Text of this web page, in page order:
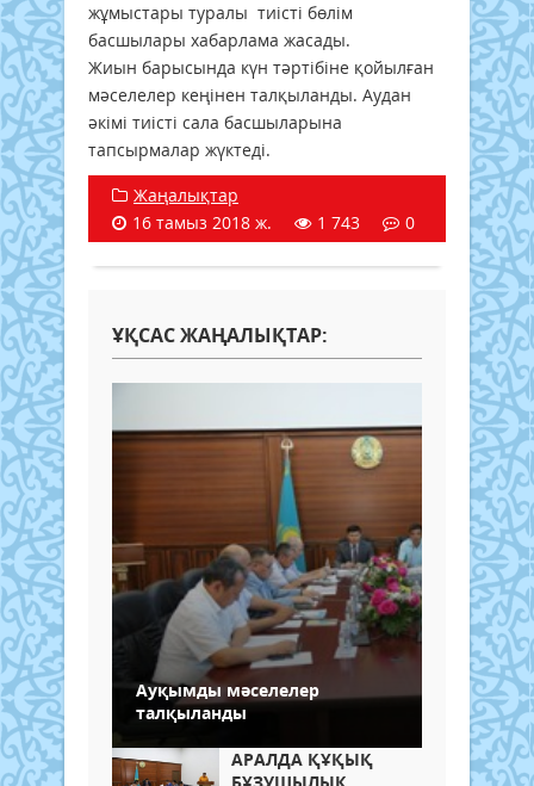
жұмыстары туралы тиісті бөлім
басшылары хабарлама жасады.
Жиын барысында күн тәртібіне қойылған
мәселелер кеңінен талқыланды. Аудан
әкімі тиісті сала басшыларына
тапсырмалар жүктеді.
Жаңалықтар
16 тамыз 2018 ж.
1 743 0
ҰҚСАС ЖАҢАЛЫҚТАР:
Ауқымды мәселелер
талқыланды
АРАЛДА ҚҰҚЫҚ